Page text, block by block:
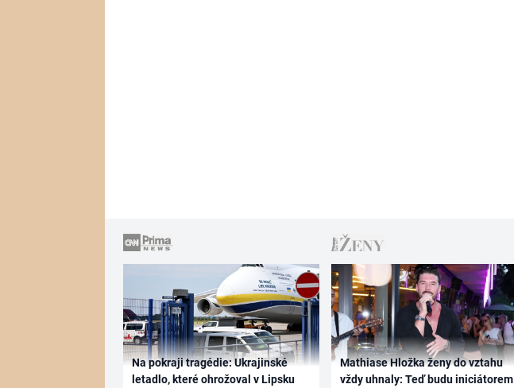
Na pokraji tragédie: Ukrajinské
letadlo, které ohrožoval v Lipsku
Mathiase Hložka ženy do vztahu
vždy uhnaly: Teď budu iniciátorem